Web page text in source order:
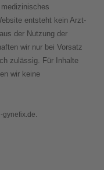
entsteht kein Arzt-
der Nutzung der
wir nur bei Vorsatz
zulässig. Für Inhalte
wir keine
gynefix.de.